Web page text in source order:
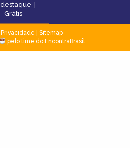
destaque |
Grátis
Privacidade
Sitemap
pelo time do EncontraBrasil